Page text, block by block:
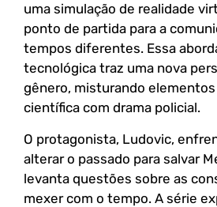
uma simulação de realidade
ponto de partida para a
tempos diferentes. Essa
tecnológica traz uma nova
gênero, misturando elementos
científica com drama policial.
O protagonista, Ludovic,
alterar o passado para salvar
levanta questões sobre as
mexer com o tempo. A série